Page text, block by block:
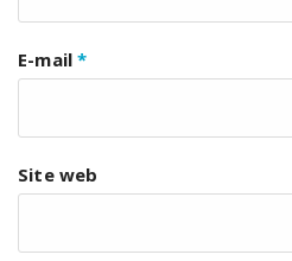
E-mail*
Site web